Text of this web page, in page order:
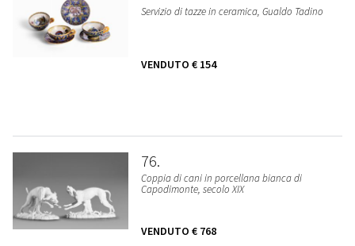
Servizio di tazze in ceramica, Gualdo Tadino
VENDUTO € 154
76
Coppia di cani in porcellana bianca di
Capodimonte, secolo XIX
VENDUTO € 768